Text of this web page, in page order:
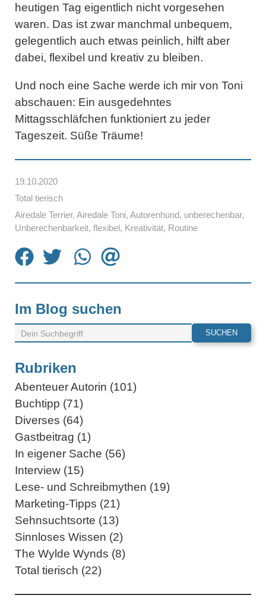
19.10.2020
Total tierisch
Airedale Terrier, Airedale Toni, Autorenhund, unberechenbar,
Unberechenbarkeit, flexibel, Kreativität, Routine
heutigen Tag eigentlich nicht vorgesehen
waren. Das ist zwar manchmal unbequem,
gelegentlich auch etwas peinlich, hilft aber
dabei, flexibel und kreativ zu bleiben.
Und noch eine Sache werde ich mir von Toni
abschauen: Ein ausgedehntes
Mittagsschläfchen funktioniert zu jeder
Tageszeit. Süße Träume!
Im Blog suchen
Rubriken
Abenteuer Autorin (101)
Buchtipp (71)
Diverses (64)
Gastbeitrag (1)
In eigener Sache (56)
Interview (15)
Lese- und Schreibmythen (19)
Marketing-Tipps (21)
Sehnsuchtsorte (13)
Sinnloses Wissen (2)
The Wylde Wynds (8)
Total tierisch (22)